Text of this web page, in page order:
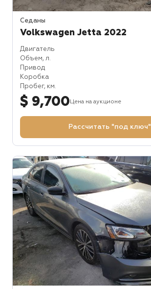
Седаны
Volkswagen Jetta 2022
Двигатель
Объем, л.
Привод
Коробка
Пробег, км.
$ 9,700 Цена на аукционе
Рассчитать "под ключ"